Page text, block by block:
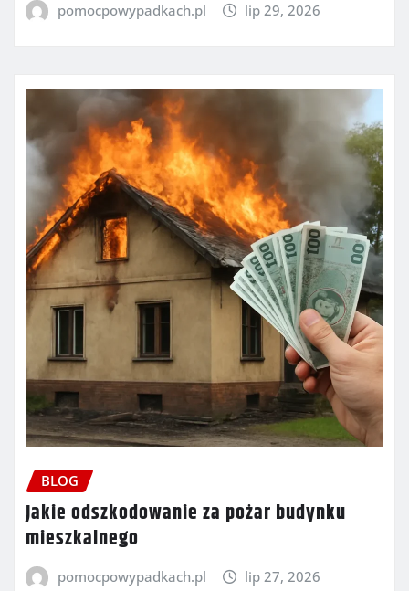
pomocpowypadkach.pl lip 29, 2026
BLOG
Jakie odszkodowanie za pożar budynku
mieszkalnego
pomocpowypadkach.pl lip 27, 2026